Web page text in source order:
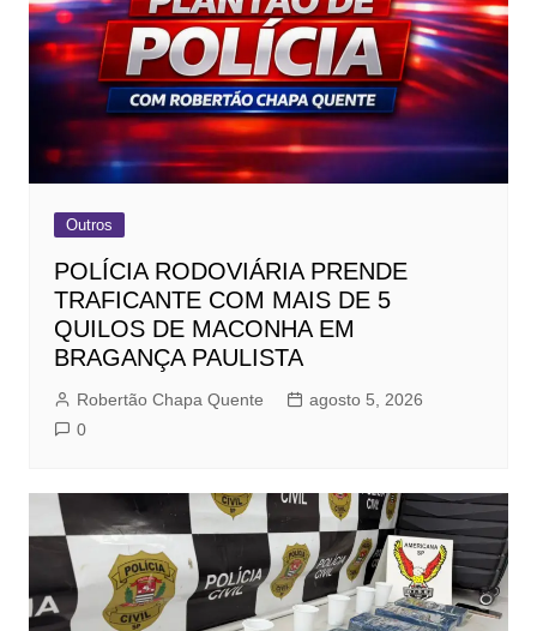
Outros
POLÍCIA RODOVIÁRIA PRENDE
TRAFICANTE COM MAIS DE 5
QUILOS DE MACONHA EM
BRAGANÇA PAULISTA
Robertão Chapa Quente
agosto 5, 2026
0